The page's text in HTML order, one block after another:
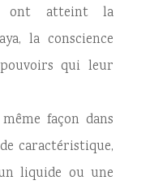
ont atteint la
la conscience
qui leur
façon dans
caractéristique,
liquide ou une